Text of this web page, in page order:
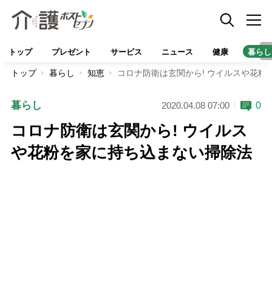
トップ プレゼント サービス ニュース 健康 暮らし
トップ 暮らし 知恵 コロナ防衛は玄関から! ウイルスや花粉
暮らし 2020.04.08 07:00 0
コロナ防衛は玄関から! ウイルス
や花粉を家に持ち込まない掃除法